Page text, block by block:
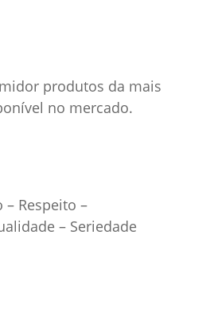
produtos da mais
no mercado.
Respeito –
– Seriedade